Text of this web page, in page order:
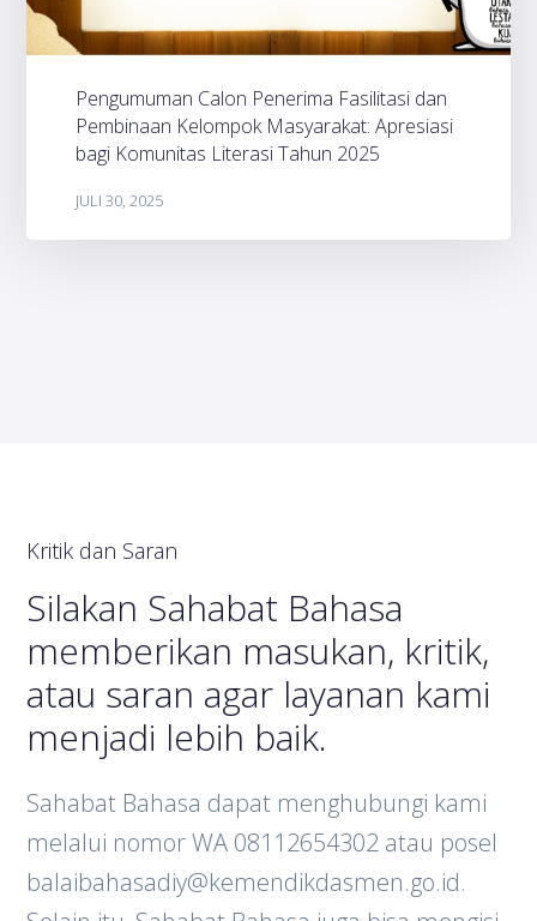
Pengumuman Calon Penerima Fasilitasi dan
Pembinaan Kelompok Masyarakat: Apresiasi
bagi Komunitas Literasi Tahun 2025
JULI 30, 2025
Kritik dan Saran
Silakan Sahabat Bahasa
memberikan masukan, kritik,
atau saran agar layanan kami
menjadi lebih baik.
Sahabat Bahasa dapat menghubungi kami
melalui nomor WA 08112654302 atau posel
balaibahasadiy@kemendikdasmen.go.id.